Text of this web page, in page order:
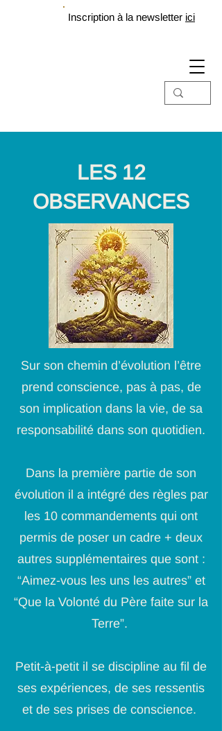
Inscription à la newsletter ici
LES 12
OBSERVANCES
Sur son chemin d’évolution l’être
prend conscience, pas à pas, de
son implication dans la vie, de sa
responsabilité dans son quotidien.
Dans la première partie de son
évolution il a intégré des règles par
les 10 commandements qui ont
permis de poser un cadre + deux
autres supplémentaires que sont :
“Aimez-vous les uns les autres” et
“Que la Volonté du Père faite sur la
Terre”.
Petit-à-petit il se discipline au fil de
ses expériences, de ses ressentis
et de ses prises de conscience.